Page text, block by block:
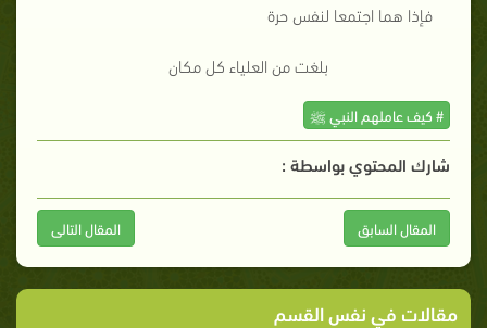
فإذا هما اجتمعا لنفس حرة
بلغت من العلياء كل مكان
# كيف عاملهم النبي ﷺ
شارك المحتوي بواسطة :
المقال السابق المقال التالى
مقالات في نفس القسم